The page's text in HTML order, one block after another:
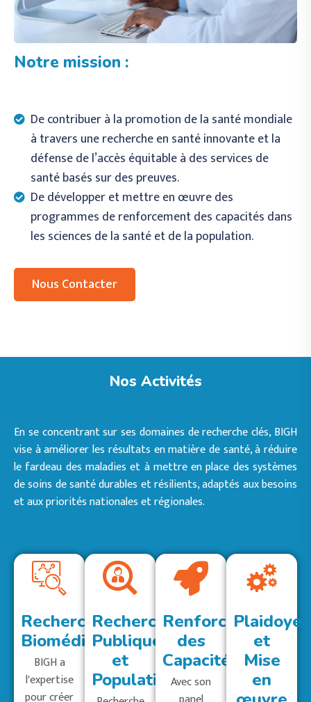
Notre mission :
De contribuer à la promotion de la santé mondiale
à travers une recherche en santé innovante et la
défense de l’accès équitable à des services de
santé basés sur des preuves.
De développer et mettre en œuvre des
programmes de renforcement des capacités dans
les sciences de la santé et de la population.
Nous Contacter
Nos Activités
En se concentrant sur ses domaines de recherche clés, BIGH
vise à améliorer les résultats en matière de santé, à réduire
le fardeau des maladies et à mettre en place des systèmes
de soins de santé durables et résilients, adaptés aux besoins
et aux priorités nationales et régionales.
Recherche
Biomédicale
BIGH a
l'expertise
pour créer
Recherche
Publique
et
Populationnelle
Renforcement
des
Capacités
Avec son
Plaidoyer
et
Mise
en